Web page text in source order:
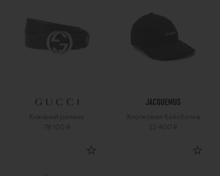
Кожаный ремень
78 100 ₽
Хлопковая бейсболка
22 400 ₽